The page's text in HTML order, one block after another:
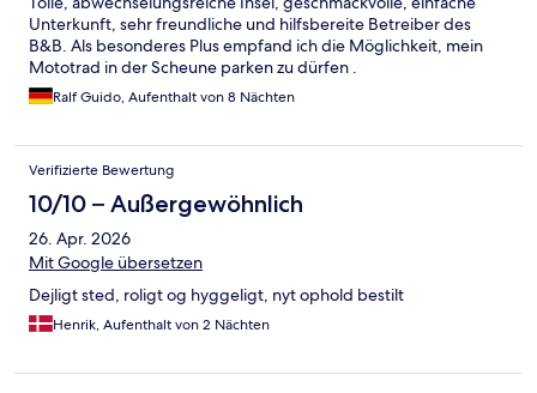
Unterkunft, sehr freundliche und hilfsbereite Betreiber des
B&B. Als besonderes Plus empfand ich die Möglichkeit, mein
Mototrad in der Scheune parken zu dürfen .
Ralf Guido, Aufenthalt von 8 Nächten
Verifizierte Bewertung
10/10 – Außergewöhnlich
26. Apr. 2026
Mit Google übersetzen
Dejligt sted, roligt og hyggeligt, nyt ophold bestilt
Henrik, Aufenthalt von 2 Nächten